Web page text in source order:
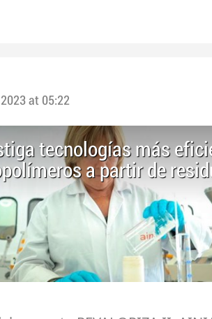
at 05:22
tecnologías más
a partir de